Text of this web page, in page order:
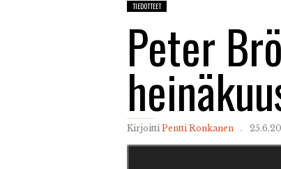
TIEDOTTEET
Peter
Kirjoitti Pentti Ronkanen